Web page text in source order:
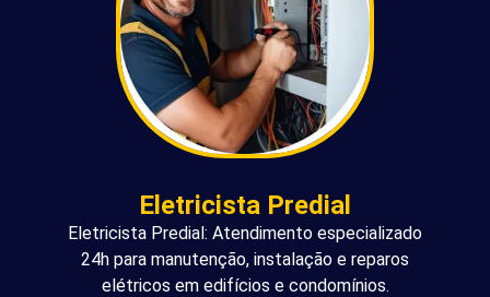
Eletricista Predial
Eletricista Predial: Atendimento especializado
24h para manutenção, instalação e reparos
elétricos em edifícios e condomínios.